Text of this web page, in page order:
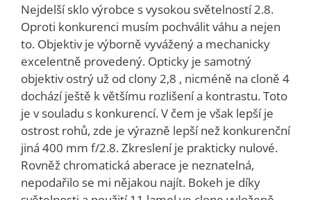
Nejdelší sklo výrobce s vysokou světelností 2.8.
Oproti konkurenci musím pochválit váhu a nejen
to. Objektiv je výborně vyvážený a mechanicky
excelentně provedený. Opticky je samotný
objektiv ostrý už od clony 2,8 , nicméně na cloně 4
dochází ještě k většímu rozlišení a kontrastu. Toto
je v souladu s konkurencí. V čem je však lepší je
ostrost rohů, zde je výrazně lepší než konkurenční
jiná 400 mm f/2.8. Zkreslení je prakticky nulové.
Rovněž chromatická aberace je neznatelná,
nepodařilo se mi nějakou najít. Bokeh je díky